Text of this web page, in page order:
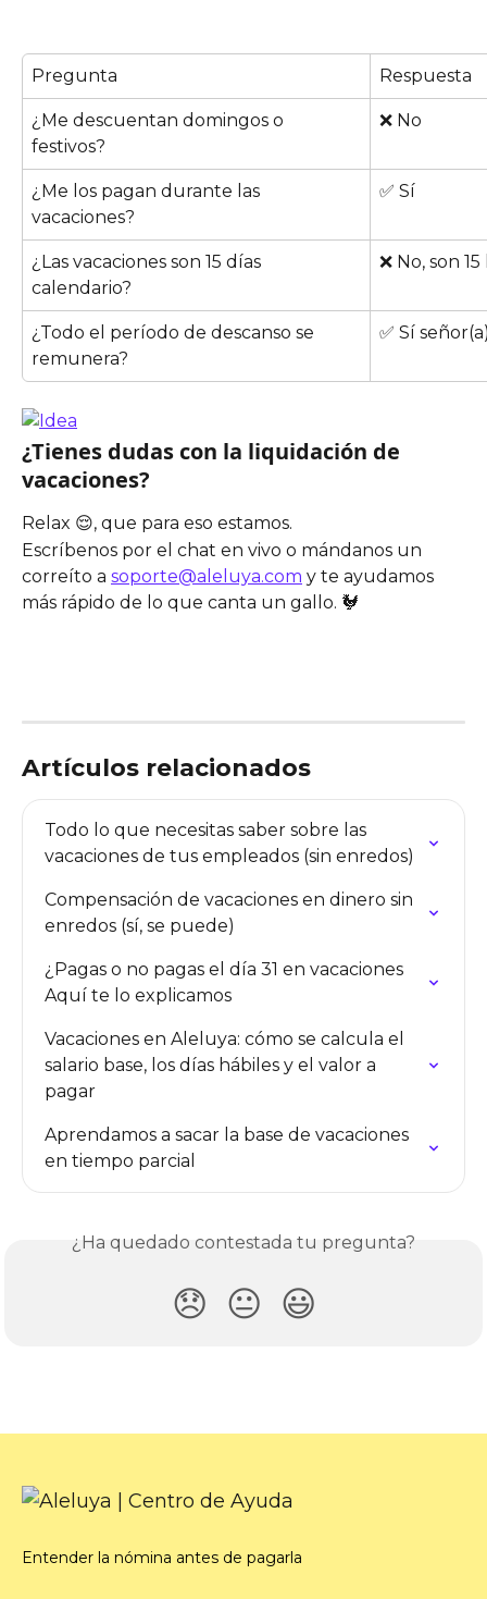
Pregunta Respuesta
¿Me descuentan domingos o
festivos?
❌ No
¿Me los pagan durante las
vacaciones?
✅ Sí
¿Las vacaciones son 15 días
calendario?
❌ No, son
¿Todo el período de descanso se
remunera?
✅ Sí
¿Tienes dudas con la liquidación de
vacaciones?
Relax 😌, que para eso estamos.
Escríbenos por el chat en vivo o mándanos un
correíto a soporte@aleluya.com y te ayudamos
más rápido de lo que canta un gallo. 🐓
Artículos relacionados
Todo lo que necesitas saber sobre las
vacaciones de tus empleados (sin enredos)
Compensación de vacaciones en dinero sin
enredos (sí, se puede)
¿Pagas o no pagas el día 31 en vacaciones
Aquí te lo explicamos
Vacaciones en Aleluya: cómo se calcula el
salario base, los días hábiles y el valor a
pagar
Aprendamos a sacar la base de vacaciones
en tiempo parcial
¿Ha quedado contestada tu pregunta?
😞 😐 😃
Entender la nómina antes de pagarla